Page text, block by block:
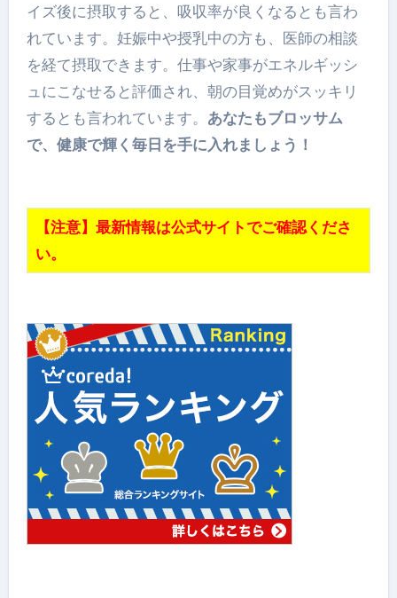
イズ後に摂取すると、吸収率が良くなるとも言わ
れています。妊娠中や授乳中の方も、医師の相談
を経て摂取できます。仕事や家事がエネルギッシ
ュにこなせると評価され、朝の目覚めがスッキリ
するとも言われています。 あなたもブロッサム
で、健康で輝く毎日を手に入れましょう！
【注意】最新情報は公式サイトでご確認くださ
い。